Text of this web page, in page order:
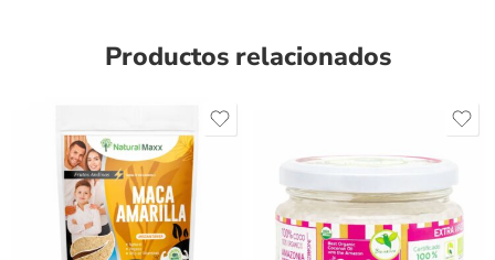
Productos relacionados